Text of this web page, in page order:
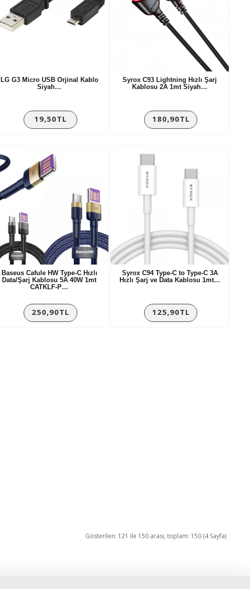
LG G3 Micro USB Orjinal Kablo
Siyah…
19,50TL
Syrox C93 Lightning Hızlı Şarj
Kablosu 2A 1mt Siyah…
180,90TL
Baseus Cafule HW Type-C Hızlı
Data/Şarj Kablosu 5A 40W 1mt
CATKLF-P…
250,90TL
Syrox C94 Type-C to Type-C 3A
Hızlı Şarj ve Data Kablosu 1mt…
125,90TL
Gösterilen: 121 ile 150 arası, toplam: 150 (4 Sayfa)